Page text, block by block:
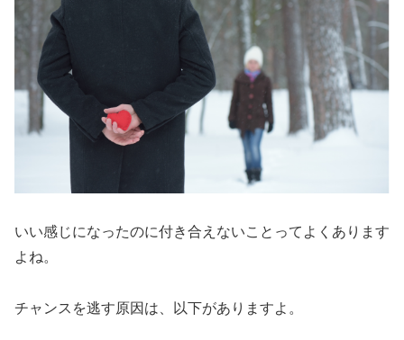
いい感じになったのに付き合えないことってよくあります
よね。
チャンスを逃す原因は、以下がありますよ。